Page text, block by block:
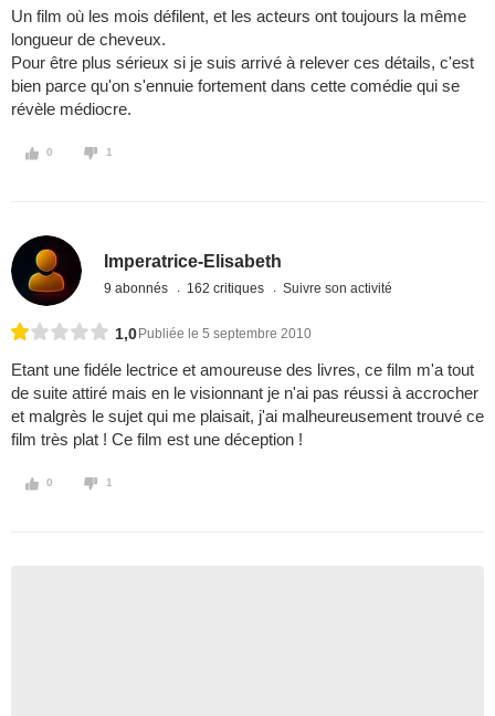
Un film où les mois défilent, et les acteurs ont toujours la même
longueur de cheveux.
Pour être plus sérieux si je suis arrivé à relever ces détails, c'est
bien parce qu'on s'ennuie fortement dans cette comédie qui se
révèle médiocre.
0 1
Imperatrice-Elisabeth
9 abonnés 162 critiques Suivre son activité
1,0 Publiée le 5 septembre 2010
Etant une fidéle lectrice et amoureuse des livres, ce film m'a tout
de suite attiré mais en le visionnant je n'ai pas réussi à accrocher
et malgrès le sujet qui me plaisait, j'ai malheureusement trouvé ce
film très plat ! Ce film est une déception !
0 1